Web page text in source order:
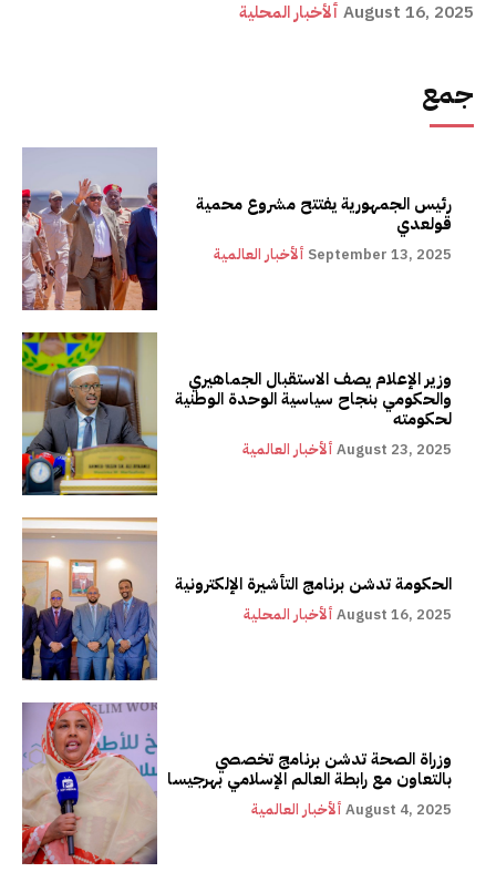
ألأخبار المحلية August 16, 2025
جمع
رئيس الجمهورية يفتتح مشروع محمية
قولعدي
ألأخبار العالمية September 13, 2025
وزير الإعلام يصف الاستقبال الجماهيري
والحكومي بنجاح سياسية الوحدة الوطنية
لحكومته
ألأخبار العالمية August 23, 2025
الحكومة تدشن برنامج التأشيرة الإلكترونية
ألأخبار المحلية August 16, 2025
وزراة الصحة تدشن برنامج تخصصي
بالتعاون مع رابطة العالم الإسلامي بهرجيسا
ألأخبار العالمية August 4, 2025